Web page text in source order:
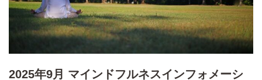
2025年9月 マインドフルネスインフォメーシ